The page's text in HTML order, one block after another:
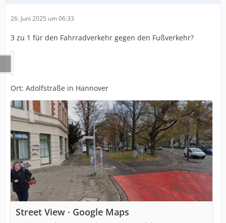
26. Juni 2025 um 06:33
3 zu 1 für den Fahrradverkehr gegen den Fußverkehr?
Ort: Adolfstraße in Hannover
Street View · Google Maps